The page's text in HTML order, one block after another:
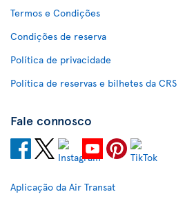
Termos e Condições
Condições de reserva
Política de privacidade
Política de reservas e bilhetes da CRS
Fale connosco
Aplicação da Air Transat